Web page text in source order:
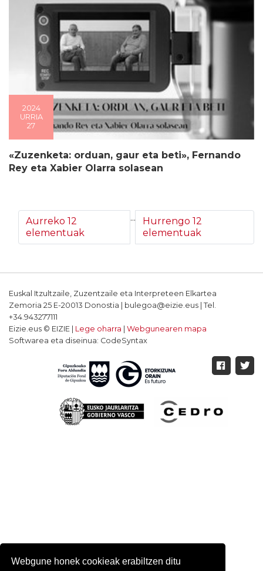
Webgune honek cookieak erabiltzen ditu
2024
URRIA
27
«Zuzenketa: orduan, gaur eta beti», Fernando
Rey eta Xabier Olarra solasean
Aurreko 12
elementuak
...
Hurrengo 12
elementuak
Euskal Itzultzaile, Zuzentzaile eta Interpreteen Elkartea
Zemoria 25 E-20013 Donostia | bulegoa@eizie.eus | Tel.
+34.943277111
Eizie.eus © EIZIE | Lege oharra
Webgunearen mapa
Softwarea eta diseinua: CodeSyntax